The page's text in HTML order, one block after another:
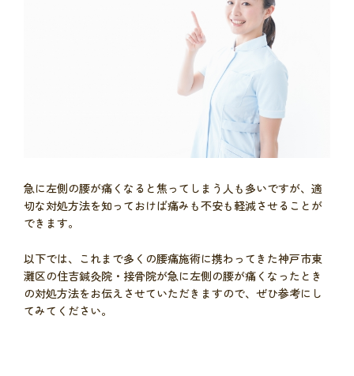
急に左側の腰が痛くなると焦ってしまう人も多いですが、適
切な対処方法を知っておけば痛みも不安も軽減させることが
できます。
以下では、これまで多くの腰痛施術に携わってきた神戸市東
灘区の住吉鍼灸院・接骨院が急に左側の腰が痛くなったとき
の対処方法をお伝えさせていただきますので、ぜひ参考にし
てみてください。